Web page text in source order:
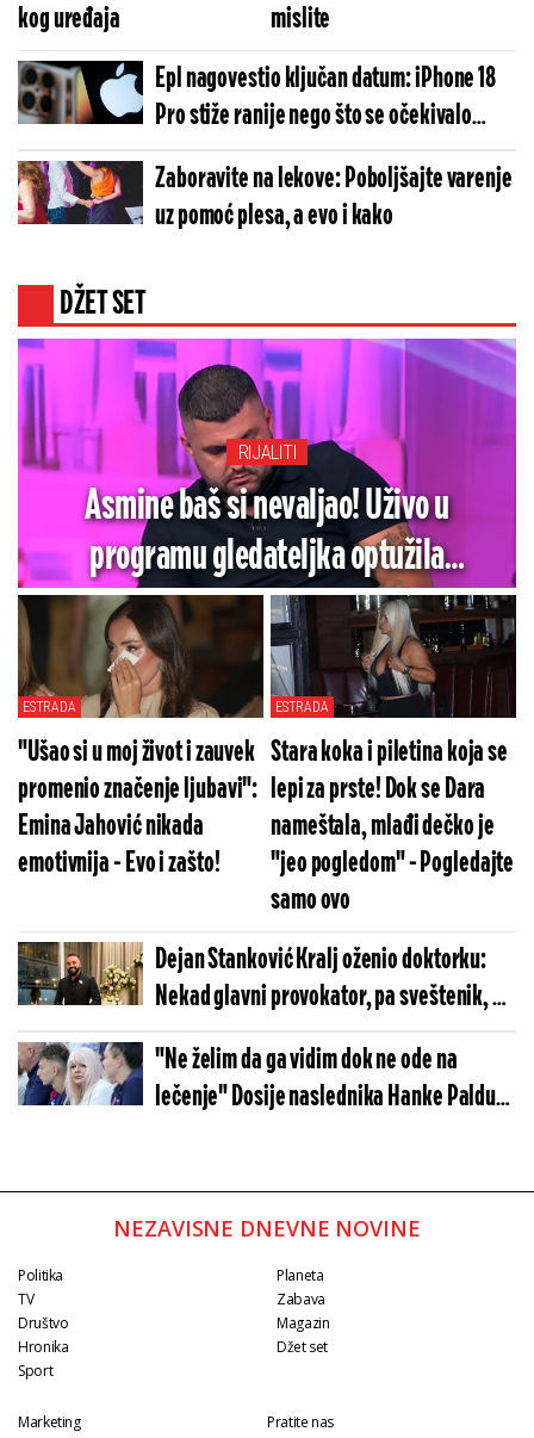
kog uređaja
mislite
Epl nagovestio ključan datum: iPhone 18
Pro stiže ranije nego što se očekivalo
(FOTO)
Zaboravite na lekove: Poboljšajte varenje
uz pomoć plesa, a evo i kako
DŽET SET
RIJALITI
Asmine baš si nevaljao! Uživo u
programu gledateljka optužila
bauštelca da joj je slao gole slike
ESTRADA
"Ušao si u moj život i zauvek
promenio značenje ljubavi":
Emina Jahović nikada
emotivnija - Evo i zašto!
ESTRADA
Stara koka i piletina koja se
lepi za prste! Dok se Dara
nameštala, mlađi dečko je
"jeo pogledom" - Pogledajte
samo ovo
Dejan Stanković Kralj oženio doktorku:
Nekad glavni provokator, pa sveštenik, a
sad i predsednik stanke stao na ludi
kamen
"Ne želim da ga vidim dok ne ode na
lečenje" Dosije naslednika Hanke Paldum
NEZAVISNE DNEVNE NOVINE
Politika
TV
Društvo
Hronika
Sport
Planeta
Zabava
Magazin
Džet set
Marketing
Pratite nas